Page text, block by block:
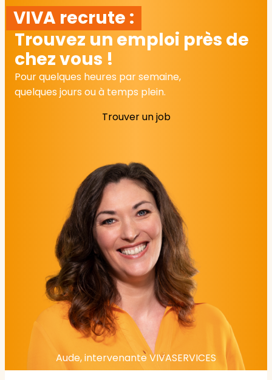
VIVA recrute :
Trouvez un emploi près de
chez vous !
Pour quelques heures par semaine,
quelques jours ou à temps plein.
Trouver un job
Aude, intervenante VIVASERVICES